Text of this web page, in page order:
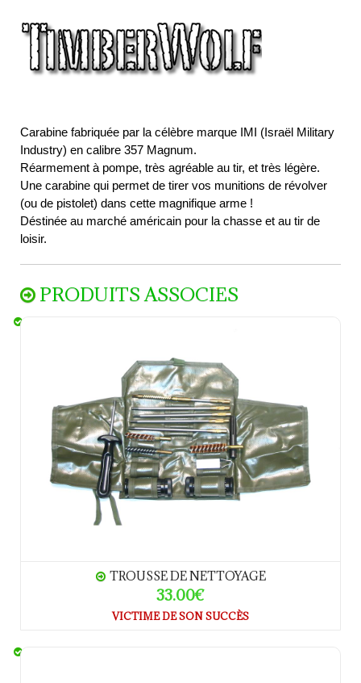
Carabine fabriquée par la célèbre marque IMI (Israël Military
Industry) en calibre 357 Magnum.
Réarmement à pompe, très agréable au tir, et très légère.
Une carabine qui permet de tirer vos munitions de révolver
(ou de pistolet) dans cette magnifique arme !
Déstinée au marché américain pour la chasse et au tir de
loisir.
PRODUITS ASSOCIES
Trousse de nettoyage
TROUSSE DE NETTOYAGE
33.00€
VICTIME DE SON SUCCÈS
GUNLOCK verrou de pontet a code